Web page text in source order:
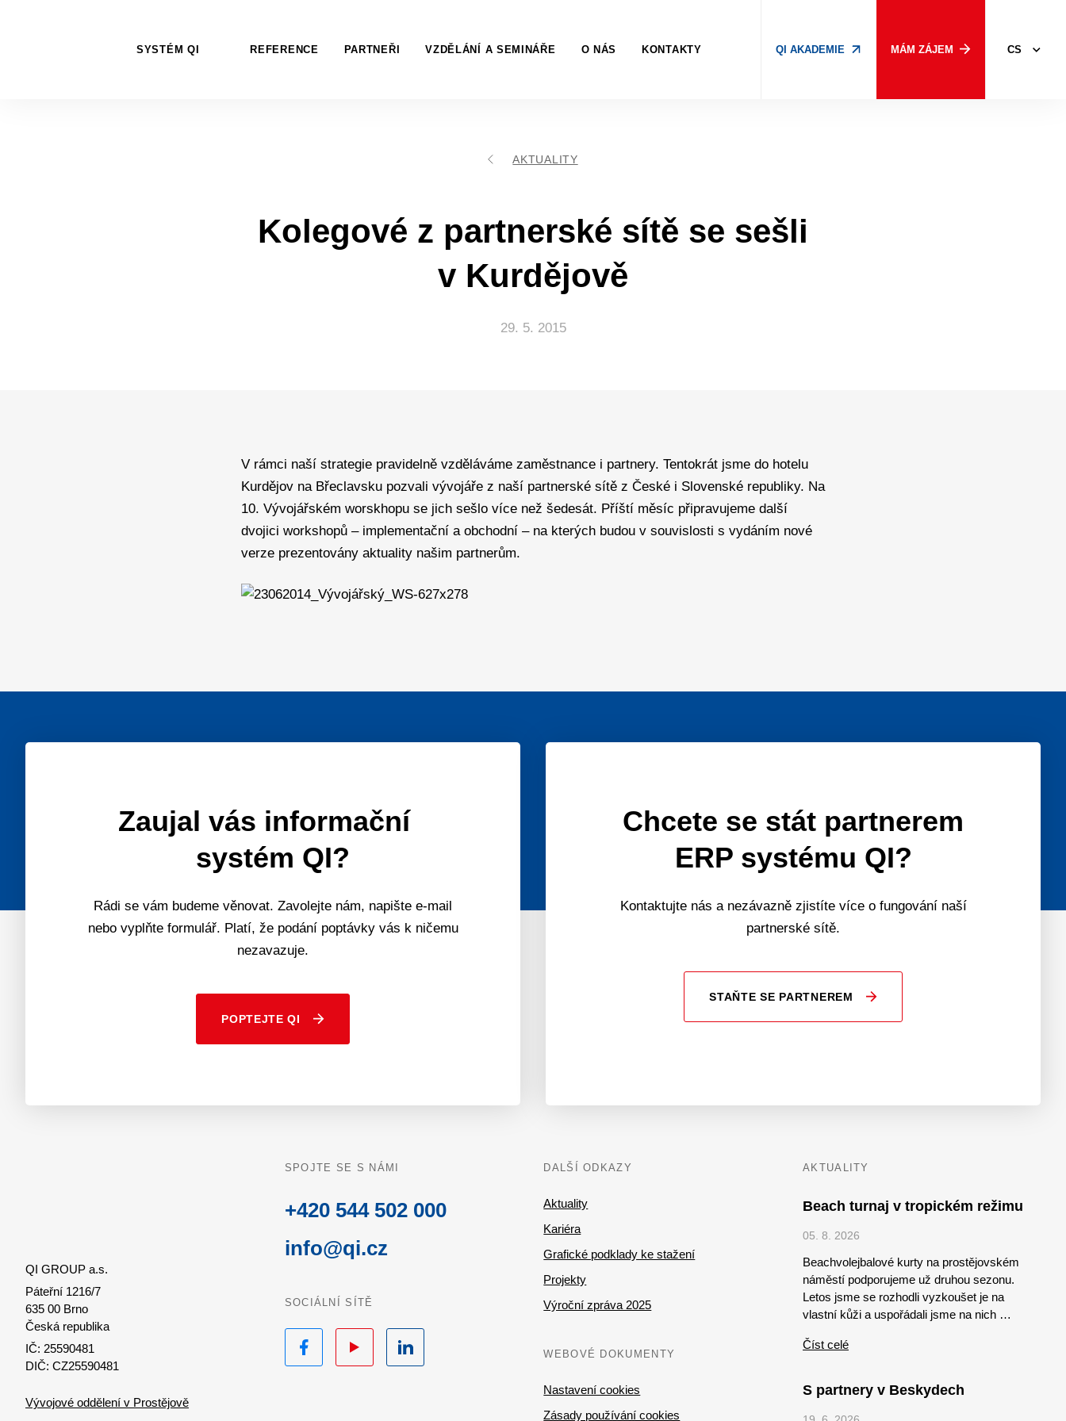
SYSTÉM QI REFERENCE PARTNEŘI VZDĚLÁNÍ A SEMINÁŘE O NÁS KONTAKTY QI AKADEMIE MÁM ZÁJEM CS
AKTUALITY
Kolegové z partnerské sítě se sešli
v Kurdějově
29. 5. 2015
V rámci naší strategie pravidelně vzděláváme zaměstnance i partnery. Tentokrát jsme do hotelu
Kurdějov na Břeclavsku pozvali vývojáře z naší partnerské sítě z České i Slovenské republiky. Na
10. Vývojářském worskhopu se jich sešlo více než šedesát. Příští měsíc připravujeme další
dvojici workshopů – implementační a obchodní – na kterých budou v souvislosti s vydáním nové
verze prezentovány aktuality našim partnerům.
Zaujal vás informační
systém QI?
Rádi se vám budeme věnovat. Zavolejte nám, napište e-mail
nebo vyplňte formulář. Platí, že podání poptávky vás k ničemu
nezavazuje.
POPTEJTE QI
Chcete se stát partnerem
ERP systému QI?
Kontaktujte nás a nezávazně zjistíte více o fungování naší
partnerské sítě.
STAŇTE SE PARTNEREM
QI GROUP a.s.
Páteřní 1216/7
635 00 Brno
Česká republika
IČ: 25590481
DIČ: CZ25590481
Vývojové oddělení v Prostějově
SPOJTE SE S NÁMI
+420 544 502 000
info@qi.cz
SOCIÁLNÍ SÍTĚ
Facebook LinkedIn
DALŠÍ ODKAZY
Aktuality
Kariéra
Grafické podklady ke stažení
Projekty
Výroční zpráva 2025
WEBOVÉ DOKUMENTY
Nastavení cookies
Zásady používání cookies
AKTUALITY
Beach turnaj v tropickém režimu
05. 8. 2026
Beachvolejbalové kurty na prostějovském
náměstí podporujeme už druhou sezonu.
Letos jsme se rozhodli vyzkoušet je na
vlastní kůži a uspořádali jsme na nich …
Číst celé
S partnery v Beskydech